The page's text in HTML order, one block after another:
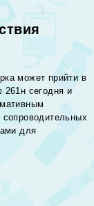
может прийти в
сегодня и
для